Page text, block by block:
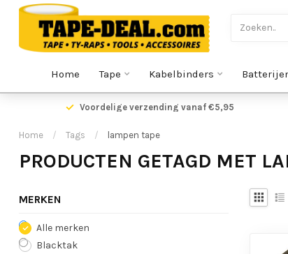
Home Tape Kabelbinders
Voordelige verzending vanaf €5,95
Home / Tags / lampen tape
PRODUCTEN GETAGD MET
MERKEN
Alle merken
Blacktak